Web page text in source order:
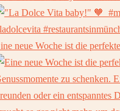
neue Woche ist die